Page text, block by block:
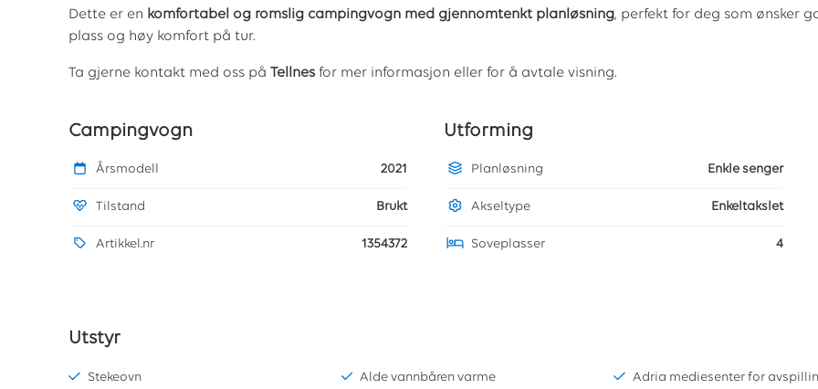
Dette er en komfortabel og romslig campingvogn med gjennomtenkt planløsning, perfekt for deg som ønsker
plass og høy komfort på tur.
Ta gjerne kontakt med oss på Tellnes for mer informasjon eller for å avtale visning.
Campingvogn
Årsmodell 2021
Tilstand Brukt
Artikkel.nr 1354372
Utforming
Planløsning Enkle senger
Akseltype Enkeltakslet
Soveplasser 4
Utstyr
Stekeovn Alde vannbåren varme
Adria mediesenter for